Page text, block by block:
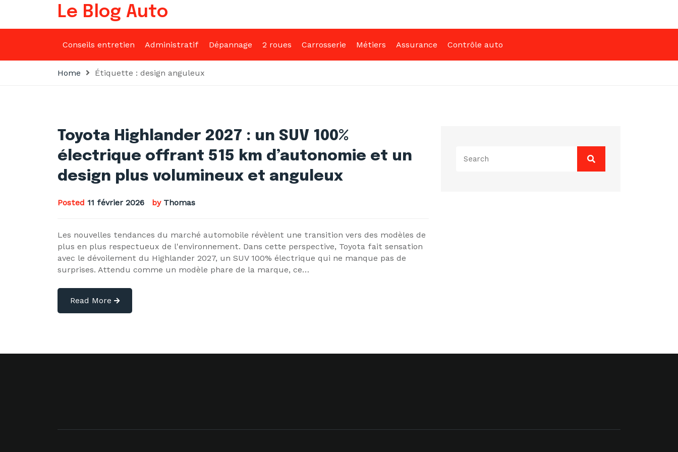
content
Le Blog Auto
Conseils entretien Administratif Dépannage 2 roues Carrosserie Métiers Assurance Contrôle auto
Home Étiquette : design anguleux
Toyota Highlander 2027 : un SUV 100%
électrique offrant 515 km d’autonomie et un
design plus volumineux et anguleux
Posted 11 février 2026 by Thomas
Les nouvelles tendances du marché automobile révèlent une transition vers des modèles de
plus en plus respectueux de l'environnement. Dans cette perspective, Toyota fait sensation
avec le dévoilement du Highlander 2027, un SUV 100% électrique qui ne manque pas de
surprises. Attendu comme un modèle phare de la marque, ce…
Read More
for: